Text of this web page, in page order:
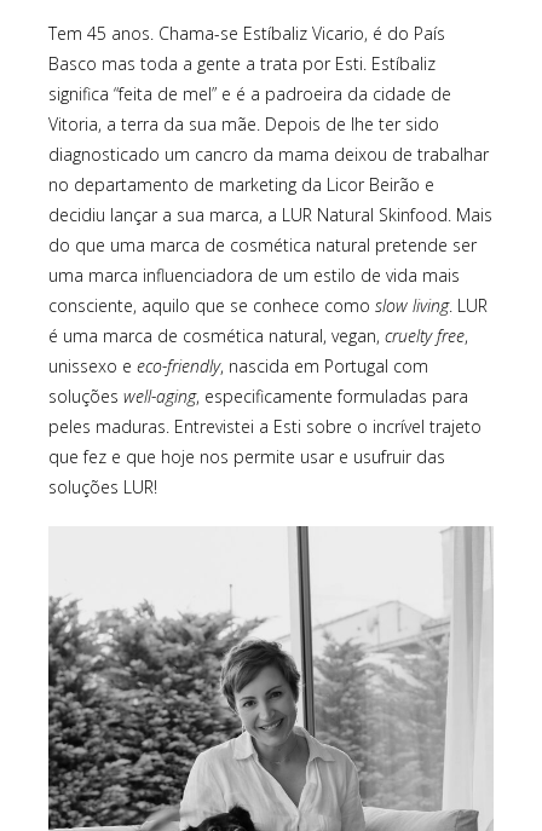
Tem 45 anos. Chama-se Estíbaliz Vicario, é do País
Basco mas toda a gente a trata por Esti. Estíbaliz
significa “feita de mel” e é a padroeira da cidade de
Vitoria, a terra da sua mãe. Depois de lhe ter sido
diagnosticado um cancro da mama deixou de trabalhar
no departamento de marketing da Licor Beirão e
decidiu lançar a sua marca, a LUR Natural Skinfood. Mais
do que uma marca de cosmética natural pretende ser
uma marca influenciadora de um estilo de vida mais
consciente, aquilo que se conhece como slow living. LUR
é uma marca de cosmética natural, vegan, cruelty free,
unissexo e eco-friendly, nascida em Portugal com
soluções well-aging, especificamente formuladas para
peles maduras. Entrevistei a Esti sobre o incrível trajeto
que fez e que hoje nos permite usar e usufruir das
soluções LUR!